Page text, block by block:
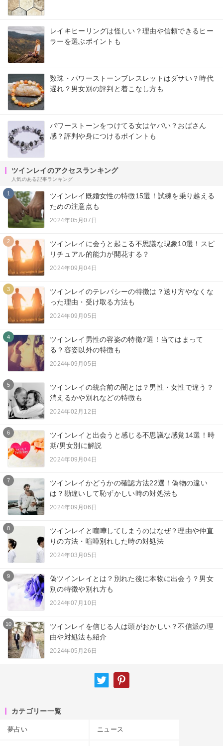
レイキヒーリングは怪しい？理由や信頼できるヒー
ラーを選ぶポイントも
数珠・パワーストーンブレスレットはダサい？時代
遅れ？男女別の評判と着こなし方も
パワーストーンをつけてる女はヤバい？おばさん
感？評判や身につけるポイントも
ツインレイのアクセスランキング
人気のある記事ランキング
1
ツインレイ既婚女性の特徴15選！試練を乗り越える
ための注意点も
2024年05月07日
2
ツインレイに会うと起こる不思議な現象10選！スピ
リチュアル的能力が開花する？
2024年09月04日
3
ツインレイのテレパシーの特徴は？送り方やなくな
った理由・受け取る方法も
2024年09月05日
4
ツインレイ男性の容姿の特徴7選！当てはまって
る？容姿以外の特徴も
2024年09月05日
5
ツインレイの統合前の闇とは？男性・女性で違う？
消えるかや別れなどの特徴も
2024年02月12日
6
ツインレイと出会うと感じる不思議な感覚14選！時
期/男女別に解説
2024年09月04日
7
ツインレイかどうかの確認方法22選！偽物の違い
は？勘違いして恥ずかしい時の対処法も
2024年09月06日
8
ツインレイと喧嘩してしまうのはなぜ？理由や仲直
りの方法・喧嘩別れした時の対処法
2024年03月05日
9
偽ツインレイとは？別れた後に本物に出会う？男女
別の特徴や別れ方も
2024年07月10日
10
ツインレイを信じる人は頭がおかしい？不信派の理
由や対処法も紹介
2024年05月26日
カテゴリー一覧
夢占い ニュース